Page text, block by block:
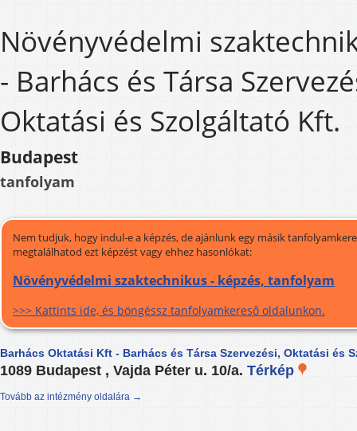
Növényvédelmi
- Barhács és Társa
Oktatási és Szolgáltató Kft.
Budapest
tanfolyam
Nem tudjuk, hogy indul-e a képzés, de ajánlunk egy másik
megtalálhatod ezt képzést vagy ehhez hasonlókat:
Növényvédelmi szaktechnikus - képzés, tanfolyam
>>> Kattints ide, és böngéssz tanfolyamkereső oldalunkon.
Barhács Oktatási Kft - Barhács és Társa Szervezési, Oktatási és
1089 Budapest , Vajda Péter u. 10/a. Térkép
Tovább az intézmény oldalára →